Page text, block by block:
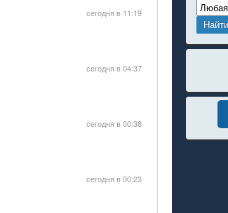
сегодня в 11:19
сегодня в 04:37
сегодня в 00:38
сегодня в 00:23